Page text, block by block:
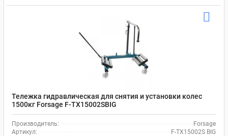
Тележка гидравлическая для снятия и установки колес
1500кг Forsage F-TX15002SBIG
Производитель:
Forsage
Артикул:
F-TX15002S BIG